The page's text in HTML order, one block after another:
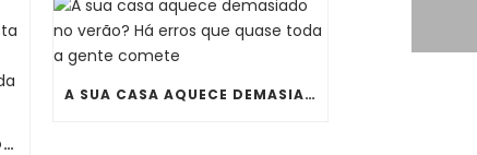
JÁ NINGUÉM QUER UM TERMOACUMULADOR ENORME À VISTA NA COZINHA OU NA LAVANDARIA. CONHEÇA O NOVO ONIX ESSENTIAL DA THERMOR
A SUA CASA AQUECE DEMASIADO NO VERÃO? HÁ ERROS QUE QUASE TODA A GENTE COMETE